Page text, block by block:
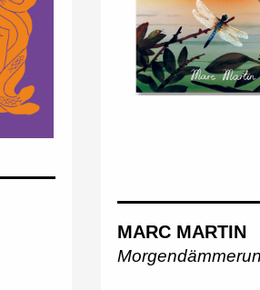
MARC MARTIN